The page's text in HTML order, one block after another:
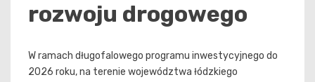
rozwoju drogowego
W ramach długofalowego programu inwestycyjnego do
2026 roku, na terenie województwa łódzkiego